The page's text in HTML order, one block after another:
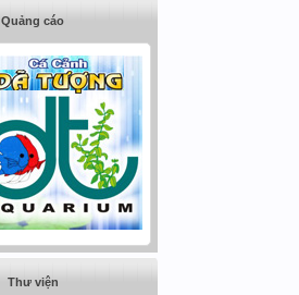
Quảng cáo
Thư viện